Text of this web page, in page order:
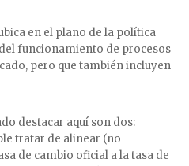
en el plano de la política
funcionamiento de procesos
pero que también incluyen
destacar aquí son dos:
tratar de alinear (no
de cambio oficial a la tasa de